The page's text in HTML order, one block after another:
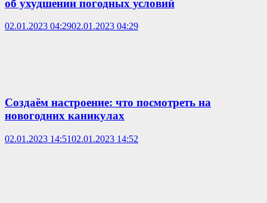
об ухудшении погодных условий
02.01.2023 04:2902.01.2023 04:29
Создаём настроение: что посмотреть на
новогодних каникулах
02.01.2023 14:5102.01.2023 14:52